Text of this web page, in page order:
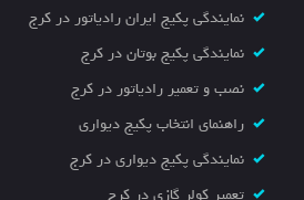
نمایندگی پکیج ایران رادیاتور در کرج
نمایندگی پکیج بوتان در کرج
نصب و تعمیر رادیاتور در کرج
راهنمای انتخاب پکیج دیواری
نمایندگی پکیج دیواری در کرج